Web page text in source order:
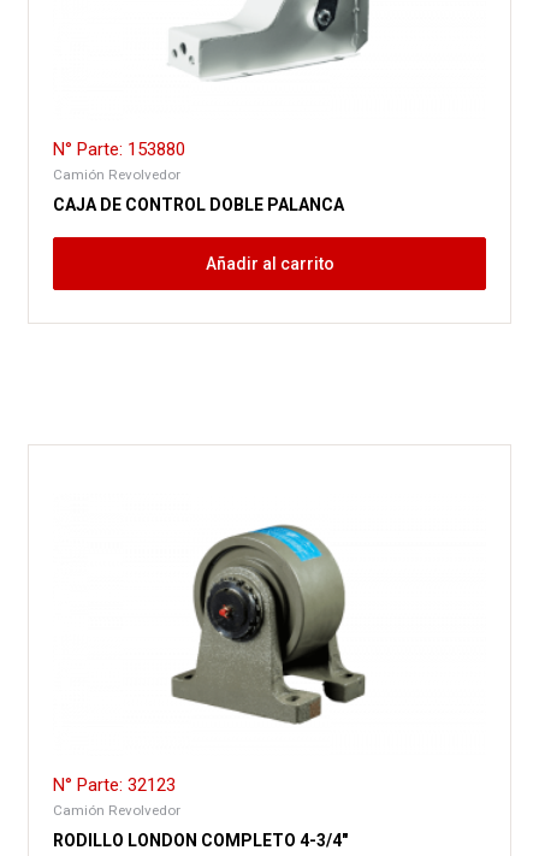
N° Parte: 153880
Camión Revolvedor
CAJA DE CONTROL DOBLE PALANCA
Añadir al carrito
N° Parte: 32123
Camión Revolvedor
RODILLO LONDON COMPLETO 4-3/4″